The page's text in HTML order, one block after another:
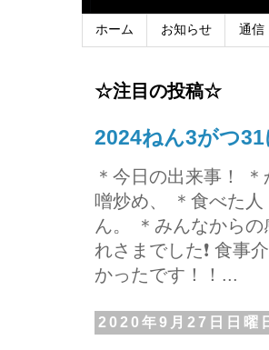
ホーム お知らせ 通信
☆注目の投稿☆
2024ねん3がつ
＊今日の出来事！
噌炒め、 ＊食べた
ん。 ＊みんなから
れさまでした❗ 食事
かったです！！...
2020年9月27日日曜